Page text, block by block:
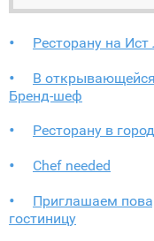
Ресторану на
В открывающейся
Бренд-шеф
Ресторану в
Chef needed
Приглашаем
гостиницу